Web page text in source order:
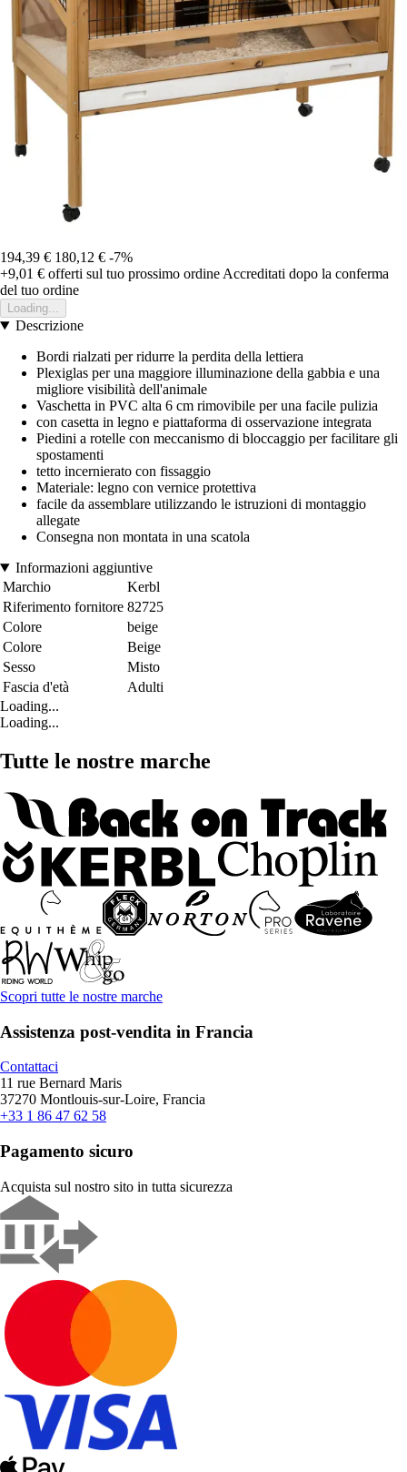
194,39 € 180,12 € -7%
+9,01 € offerti sul tuo prossimo ordine Accreditati dopo la conferma
del tuo ordine
Loading...
Descrizione
Bordi rialzati per ridurre la perdita della lettiera
Plexiglas per una maggiore illuminazione della gabbia e una
migliore visibilità dell'animale
Vaschetta in PVC alta 6 cm rimovibile per una facile pulizia
con casetta in legno e piattaforma di osservazione integrata
Piedini a rotelle con meccanismo di bloccaggio per facilitare gli
spostamenti
tetto incernierato con fissaggio
Materiale: legno con vernice protettiva
facile da assemblare utilizzando le istruzioni di montaggio
allegate
Consegna non montata in una scatola
Informazioni aggiuntive
Marchio
Kerbl
Riferimento fornitore 82725
Colore
beige
Colore
Beige
Sesso
Misto
Fascia d'età
Adulti
Loading...
Loading...
Tutte le nostre marche
Scopri tutte le nostre marche
Assistenza post-vendita in Francia
Contattaci
11 rue Bernard Maris
37270 Montlouis-sur-Loire, Francia
+33 1 86 47 62 58
Pagamento sicuro
Acquista sul nostro sito in tutta sicurezza